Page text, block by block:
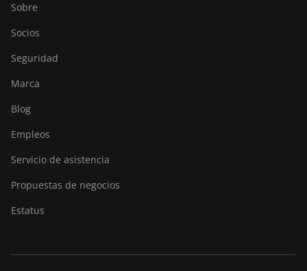
Sobre
Socios
Seguridad
Marca
Blog
Empleos
Servicio de asistencia
Propuestas de negocios
Estatus